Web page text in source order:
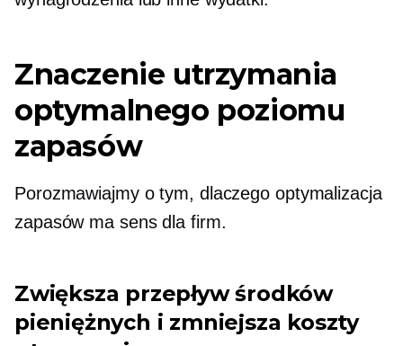
Znaczenie utrzymania
optymalnego poziomu
zapasów
Porozmawiajmy o tym, dlaczego optymalizacja
zapasów ma sens dla firm.
Zwiększa przepływ środków
pieniężnych i zmniejsza koszty